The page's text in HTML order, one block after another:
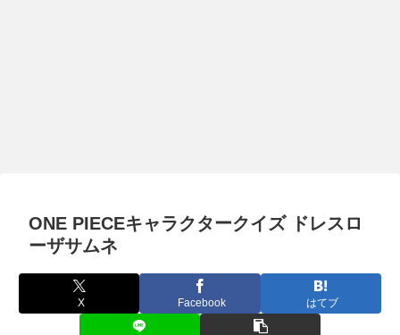
ONE PIECEキャラクタークイズ ドレスロ
ーザサムネ
X Facebook はてブ